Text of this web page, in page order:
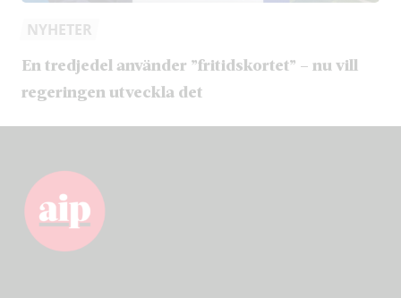
NYHETER
En tredjedel använder ”fritidskortet” – nu vill
regeringen utveckla det